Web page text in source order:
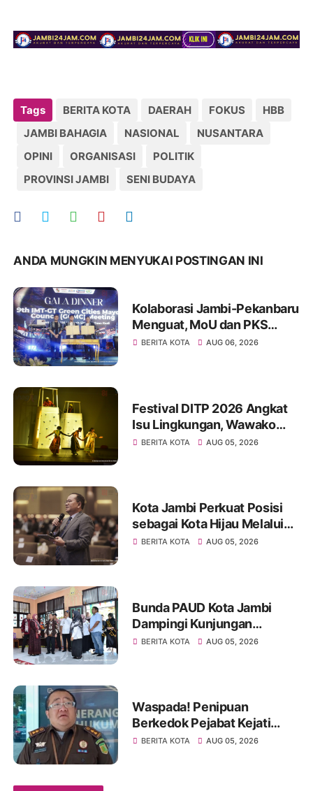
Tags BERITA KOTA DAERAH FOKUS
HBB
JAMBI BAHAGIA
NASIONAL
NUSANTARA
OPINI
ORGANISASI
POLITIK
PROVINSI JAMBI
SENI BUDAYA
ANDA MUNGKIN MENYUKAI POSTINGAN INI
Kolaborasi Jambi-Pekanbaru
Menguat, MoU dan PKS
Ditandatangani pada Gala
BERITA KOTA AUG 06, 2026
Festival DITP 2026 Angkat
Isu Lingkungan, Wawako
Diza Apresiasi Karya
BERITA KOTA AUG 05, 2026
Kota Jambi Perkuat Posisi
sebagai Kota Hijau Melalui
Forum Internasional IMT-GT
BERITA KOTA AUG 05, 2026
Bunda PAUD Kota Jambi
Dampingi Kunjungan
Kemendikdasmen, Perkuat
BERITA KOTA AUG 05, 2026
Waspada! Penipuan
Berkedok Pejabat Kejati
Jambi, Warga Diminta
BERITA KOTA AUG 05, 2026